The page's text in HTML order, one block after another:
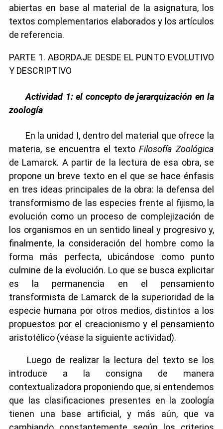
abiertas en base al material de la asignatura, los
textos complementarios elaborados y los artículos
de referencia.
PARTE 1. ABORDAJE DESDE EL PUNTO EVOLUTIVO
Y DESCRIPTIVO
Actividad 1: el concepto de jerarquización en la
zoología
En la unidad I, dentro del material que ofrece la
materia, se encuentra el texto Filosofía Zoológica
de Lamarck. A partir de la lectura de esa obra, se
propone un breve texto en el que se hace énfasis
en tres ideas principales de la obra: la defensa del
transformismo de las especies frente al fijismo, la
evolución como un proceso de complejización de
los organismos en un sentido lineal y progresivo y,
finalmente, la consideración del hombre como la
forma más perfecta, ubicándose como punto
culmine de la evolución. Lo que se busca explicitar
es la permanencia en el pensamiento
transformista de Lamarck de la superioridad de la
especie humana por otros medios, distintos a los
propuestos por el creacionismo y el pensamiento
aristotélico (véase la siguiente actividad).
Luego de realizar la lectura del texto se los
introduce a la consigna de manera
contextualizadora proponiendo que, si entendemos
que las clasificaciones presentes en la zoología
tienen una base artificial, y más aún, que va